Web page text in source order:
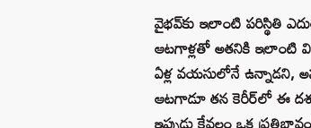
వైభవ్‌కు ఇలాంటి పరిస్థితి
ఆటగాళ్లతో అతనికి ఇలాంటి
ఏళ్ల వయసులోనే ఉన్నాడని,
ఆటగాడూ తన కెరీర్‌లో ఈ